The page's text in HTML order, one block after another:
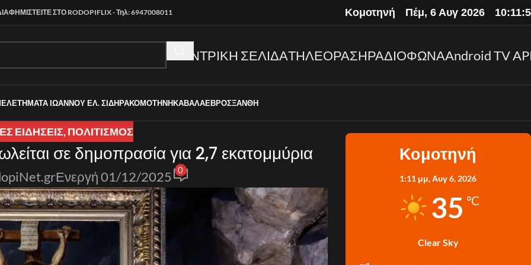
ΣΤΟ RODOPIFLIX - Τηλ: 6947008011 Κομοτηνή Πέμ, 6 Αυγ 2026
ΚΕΝΤΡΙΚΗ ΣΕΛΙΔΑΤΗΛΕΟΡΑΣΗΡΑΔΙΟΦΩΝΑAndroid TV
ΙΩΑΝΝΟΥ ΕΛ. ΣΙΔΗΡΑΚΟΜΟΤΗΝΗΚΑΒΑΛΑΕΒΡΟΣΞΑΝΘΗ
ΕΙΔΉΣΕΙΣ,ΠΟΛΙΤΙΣΜΟΣ
σε δημοπρασία για 2,7 εκατομμύρια
Ενεργή 01/12/2025 0
Κομοτηνή
1:11 μμ,Αυγ 6, 2026
35 °C
Clear Sky